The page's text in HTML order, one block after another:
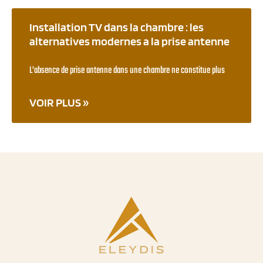
Installation TV dans la chambre : les
alternatives modernes a la prise antenne
L'absence de prise antenne dans une chambre ne constitue plus
VOIR PLUS »